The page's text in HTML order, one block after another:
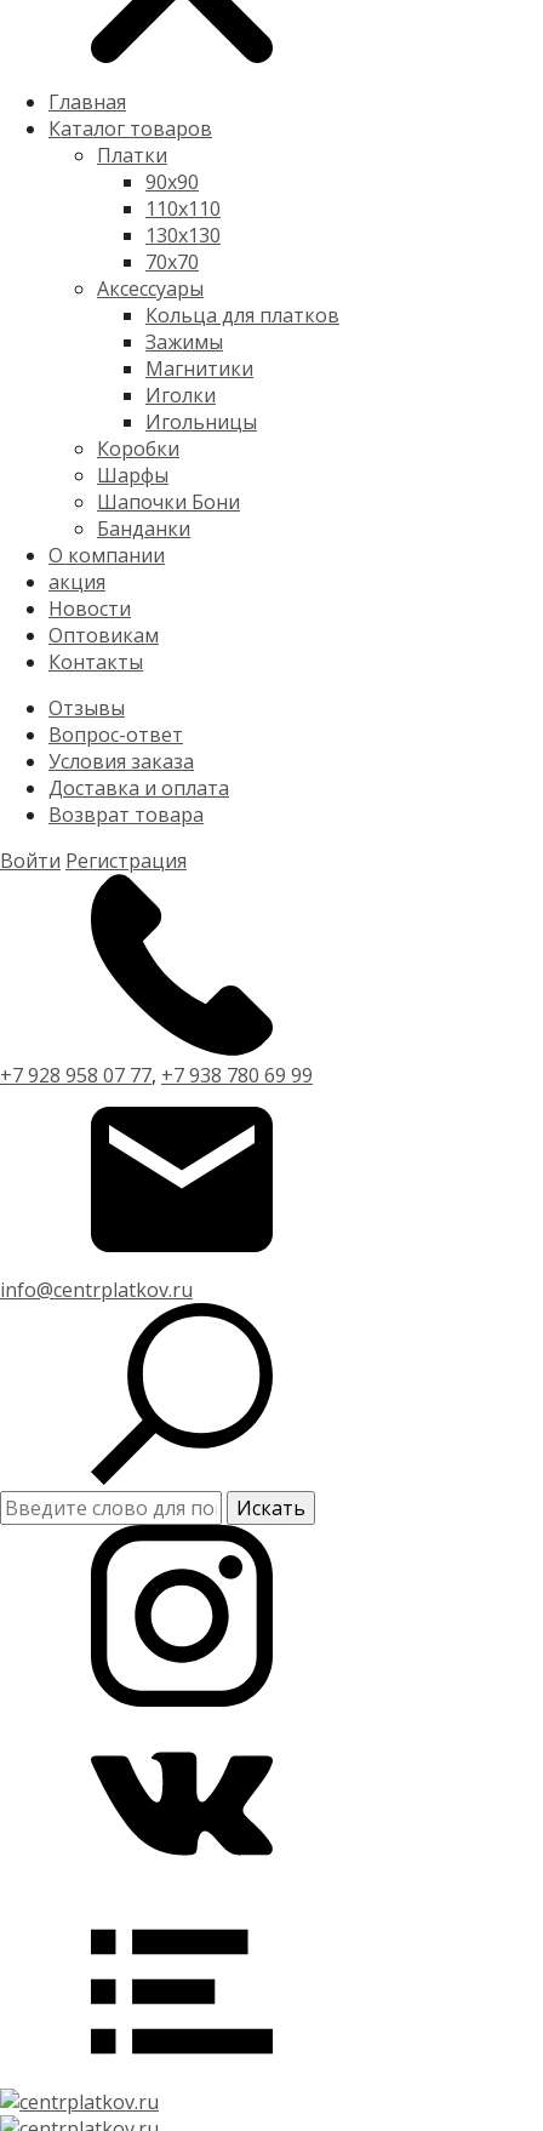
Главная
Каталог товаров
Платки
90x90
110x110
130x130
70х70
Аксессуары
Кольца для платков
Зажимы
Магнитики
Иголки
Игольницы
Коробки
Шарфы
Шапочки Бони
Банданки
О компании
акция
Новости
Оптовикам
Контакты
Отзывы
Вопрос-ответ
Условия заказа
Доставка и оплата
Возврат товара
Войти Регистрация
+7 928 958 07 77, +7 938 780 69 99
info@centrplatkov.ru